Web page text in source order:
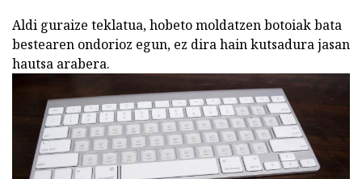
Aldi guraize teklatua, hobeto moldatzen botoiak bata
bestearen ondorioz egun, ez dira hain kutsadura jasan
hautsa arabera.